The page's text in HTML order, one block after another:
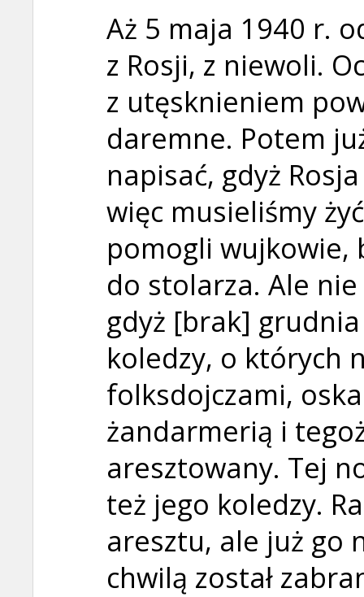
Aż 5 maja 1940 r.
z Rosji, z niewoli.
z utęsknieniem
daremne. Potem
napisać, gdyż
więc musieliśmy
pomogli wujkowie,
do stolarza. Ale nie
gdyż [brak]
koledzy, o których
folksdojczami,
żandarmerią i
aresztowany. Tej
też jego koledzy.
aresztu, ale już go
chwilą został